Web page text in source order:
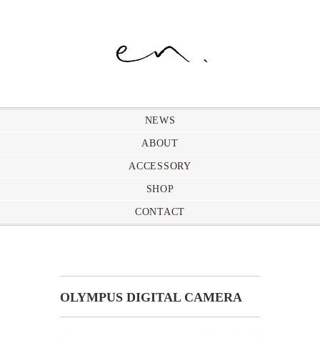
NEWS
ABOUT
ACCESSORY
SHOP
CONTACT
OLYMPUS DIGITAL CAMERA